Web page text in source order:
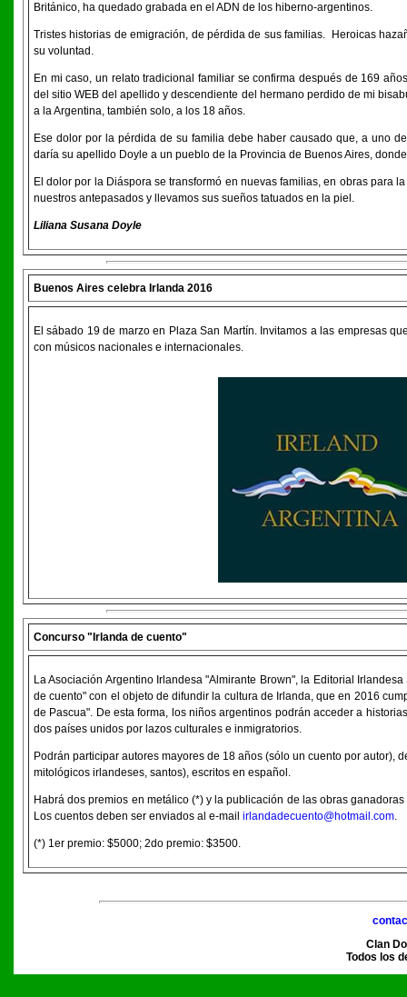
Británico, ha quedado grabada en el ADN de los hiberno-argentinos.
Tristes historias de emigración, de pérdida de sus familias. Heroicas
su voluntad.
En mi caso, un relato tradicional familiar se confirma después de 169
del sitio WEB del apellido y descendiente del hermano perdido de mi
a la Argentina, también solo, a los 18 años.
Ese dolor por la pérdida de su familia debe haber causado que, a uno
daría su apellido Doyle a un pueblo de la Provincia de Buenos Aires,
El dolor por la Diáspora se transformó en nuevas familias, en obras para
nuestros antepasados y llevamos sus sueños tatuados en la piel.
Liliana Susana Doyle
Buenos Aires celebra Irlanda 2016
El sábado 19 de marzo en Plaza San Martín. Invitamos a las empresas
con músicos nacionales e internacionales.
Concurso "Irlanda de cuento"
La Asociación Argentino Irlandesa "Almirante Brown", la Editorial
de cuento" con el objeto de difundir la cultura de Irlanda, que en 2016
de Pascua". De esta forma, los niños argentinos podrán acceder a
dos países unidos por lazos culturales e inmigratorios.
Podrán participar autores mayores de 18 años (sólo un cuento por
mitológicos irlandeses, santos), escritos en español.
Habrá dos premios en metálico (*) y la publicación de las obras
Los cuentos deben ser enviados al e-mail irlandadecuento@hotmail.com.
(*) 1er premio: $5000; 2do premio: $3500.
Clan
Todos los